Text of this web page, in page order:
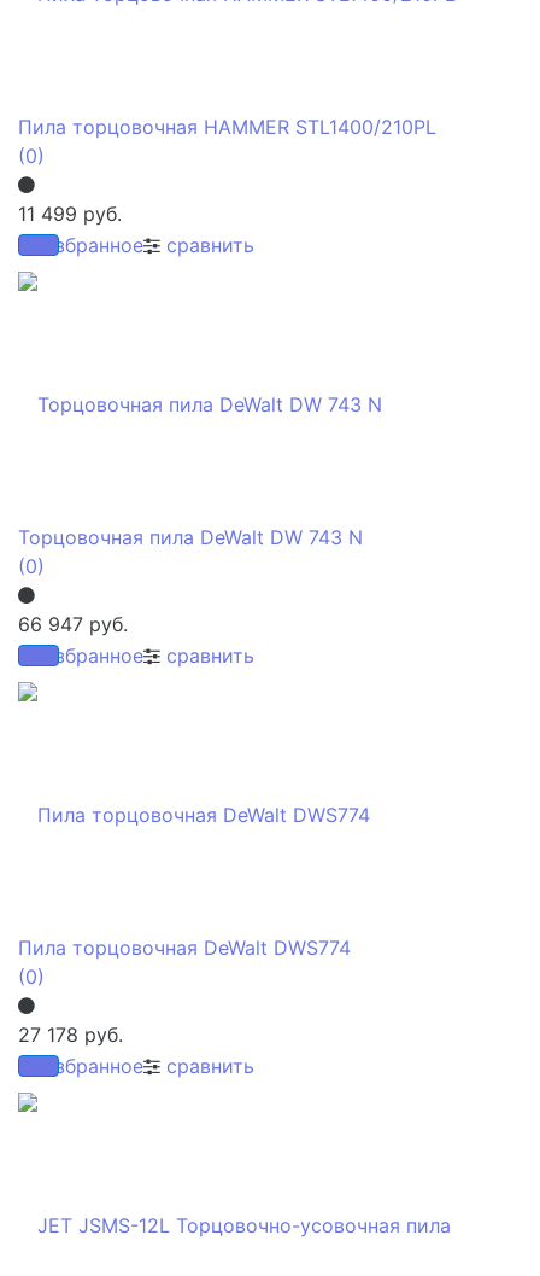
избранное сравнить
Пила торцовочная HAMMER STL1400/210PL
(0)
11 499 руб.
избранное сравнить
Торцовочная пила DeWalt DW 743 N
(0)
66 947 руб.
избранное сравнить
Пила торцовочная DeWalt DWS774
(0)
27 178 руб.